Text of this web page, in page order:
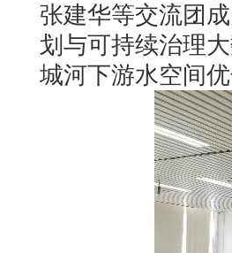
张建华等交流团
划与可持续治理
城河下游水空间